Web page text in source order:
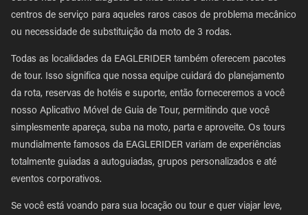
centros de serviço para aqueles raros casos de problema mecânico
ou necessidade de substituição da moto de 3 rodas.
Todas as localidades da EAGLERIDER também oferecem pacotes
de tour. Isso significa que nossa equipe cuidará do planejamento
da rota, reservas de hotéis e suporte, então forneceremos a você
nosso Aplicativo Móvel de Guia de Tour, permitindo que você
simplesmente apareça, suba na moto, parta e aproveite. Os tours
mundialmente famosos da EAGLERIDER variam de experiências
totalmente guiadas a autoguiadas, grupos personalizados e até
eventos corporativos.
Se você está voando para sua locação ou tour e quer viajar leve,